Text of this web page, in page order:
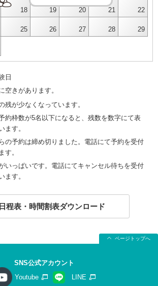
18 19 20 21 22
25 26 27 28 29
日
空きがあります。
残が少なくなっています。
約枠数が5名以下になると、残数を数字にて表
ます。
の予約は締め切りました。電話にて予約を受付
す。
いっぱいです。電話にてキャンセル待ちを受付
ます。
程表・時間割表ダウンロード
ページトップへ
SNS公式アカウント
Youtube
LINE